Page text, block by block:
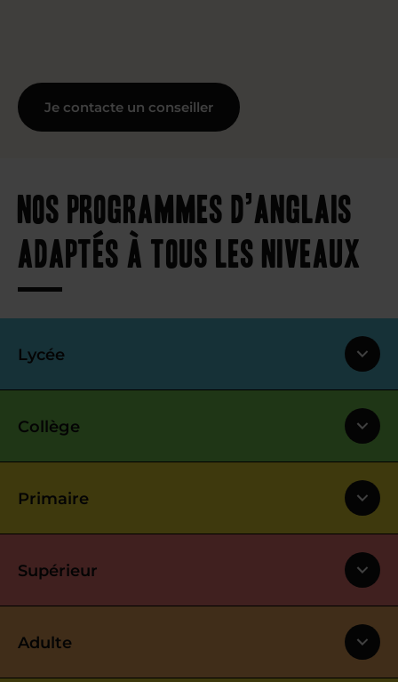
Je contacte un conseiller
Nos programmes d’anglais
adaptés à tous les niveaux
Lycée
Collège
Primaire
Supérieur
Adulte